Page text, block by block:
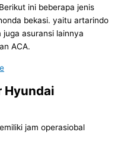
ini beberapa jenis
bekasi. yaitu artarindo
asuransi lainnya
ACA.
Hyundai
jam operasiobal